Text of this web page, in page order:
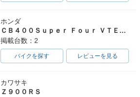
ホンダ
ＣＢ４００Ｓｕｐｅｒ Ｆｏｕｒ ＶＴＥＣ ＳＰＥＣ３
掲載台数：2
バイクを探す レビューを見る
カワサキ
Ｚ９００ＲＳ